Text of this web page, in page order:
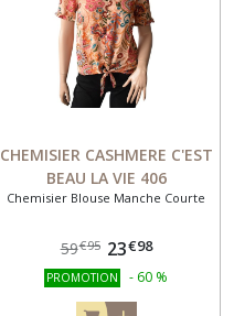
CHEMISIER CASHMERE C'EST
BEAU LA VIE 406
Chemisier Blouse Manche Courte
59€95 23€98
PROMOTION - 60 %